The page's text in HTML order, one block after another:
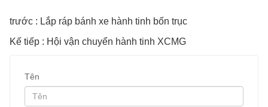
trước : Lắp ráp bánh xe hành tinh bốn trục
Kế tiếp : Hội vận chuyển hành tinh XCMG
Tên